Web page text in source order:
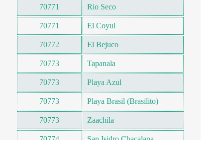
70771 Rio Seco
70771 El Coyul
70772 El Bejuco
70773 Tapanala
70773 Playa Azul
70773 Playa Brasil (Brasilito)
70773 Zaachila
70774 San Isidro Chacalapa